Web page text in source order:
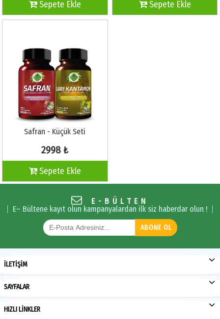
Sepete Ekle Sepete Ekle
Safran - Küçük Seti
2998 ₺
Sepete Ekle
E-BÜLTEN
E– Bültene kayıt olun kampanyalardan ilk siz haberdar olun !
ABONE OL
İLETİŞİM
SAYFALAR
HIZLI LİNKLER